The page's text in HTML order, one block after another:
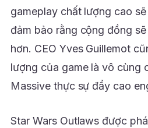
gameplay chất lượng cao
đảm bảo rằng cộng đồng
hơn. CEO Yves Guillemot
lượng của game là vô cùng
Massive thực sự đẩy cao
Star Wars Outlaws được